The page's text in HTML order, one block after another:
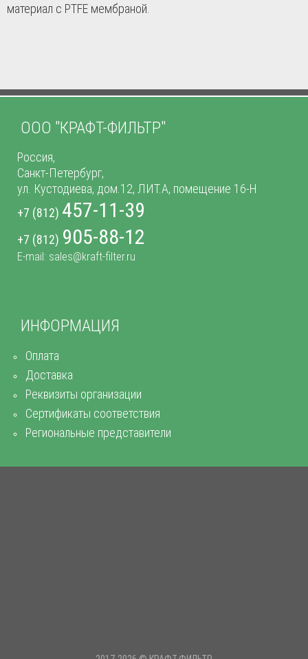
материал с PTFE мембраной.
ИНФОРМАЦИЯ
Оплата
Доставка
Реквизиты организации
Сертификаты соответствия
Региональные представители
ООО "КРАФТ-ФИЛЬТР"
Россия,
Санкт-Петербург,
ул. Кустодиева, дом.12, ЛИТ.А, помещение 16-Н
+7 (812) 457-11-39
+7 (812) 905-88-12
E-mail: sales@kraft-filter.ru